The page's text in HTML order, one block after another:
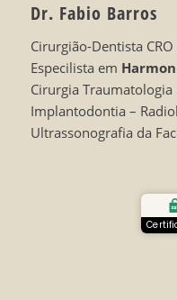
Dr. Fabio Barros
Cirurgião-Dentista CRO
Especilista em
Cirurgia Traumatologia
Implantodontia –
Ultrassonografia da